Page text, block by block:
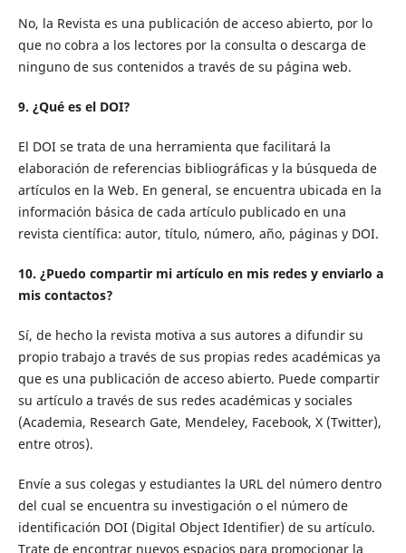
No, la Revista es una publicación de acceso abierto, por lo
que no cobra a los lectores por la consulta o descarga de
ninguno de sus contenidos a través de su página web.
9. ¿Qué es el DOI?
El DOI se trata de una herramienta que facilitará la
elaboración de referencias bibliográficas y la búsqueda de
artículos en la Web. En general, se encuentra ubicada en la
información básica de cada artículo publicado en una
revista científica: autor, título, número, año, páginas y DOI.
10. ¿Puedo compartir mi artículo en mis redes y enviarlo a
mis contactos?
Sí, de hecho la revista motiva a sus autores a difundir su
propio trabajo a través de sus propias redes académicas ya
que es una publicación de acceso abierto. Puede compartir
su artículo a través de sus redes académicas y sociales
(Academia, Research Gate, Mendeley, Facebook, X (Twitter),
entre otros).
Envíe a sus colegas y estudiantes la URL del número dentro
del cual se encuentra su investigación o el número de
identificación DOI (Digital Object Identifier) de su artículo.
Trate de encontrar nuevos espacios para promocionar la